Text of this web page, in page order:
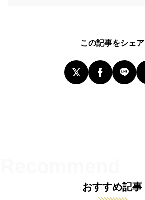
この記事をシェア
おすすめ記事